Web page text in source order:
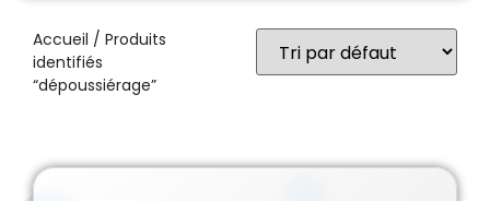
Accueil / Produits
identifiés
“dépoussiérage”